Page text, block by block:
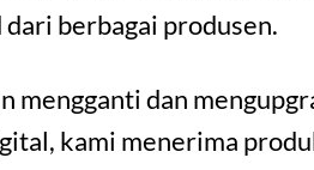
berbagai produsen.
mengganti dan
kami menerima